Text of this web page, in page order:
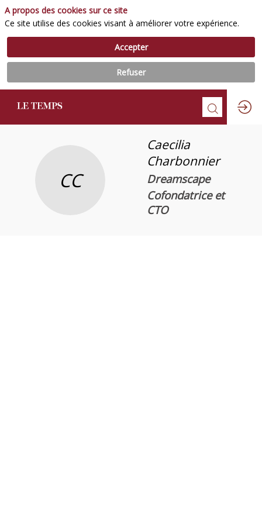
CC
Caecilia
Charbonnier
Dreamscape
Cofondatrice et
CTO
A propos des cookies sur ce site
Ce site utilise des cookies visant à améliorer votre expérience.
Accepter
Refuser